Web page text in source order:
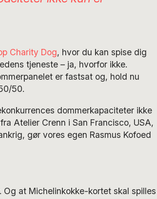
Charity Dog, hvor du kan spise dig
tjeneste – ja, hvorfor ikke.
er fastsat og, hold nu
50.
dommerkapaciteter ikke
Atelier Crenn i San Francisco, USA,
gør vores egen Rasmus Kofoed
at Michelinkokke-kortet skal spilles